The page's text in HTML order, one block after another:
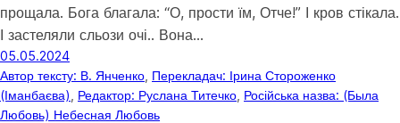
прощала. Бога благала: “О, прости їм, Отче!” І кров стікала.
І застеляли сльози очі.. Вона…
05.05.2024
Автор тексту: В. Янченко Перекладач: Ірина Стороженко
(Іманбаєва)
Редактор: Руслана Титечко Російська назва: (Была
Любовь) Небесная Любовь